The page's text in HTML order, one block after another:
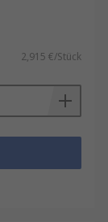
2,915 €/Stück